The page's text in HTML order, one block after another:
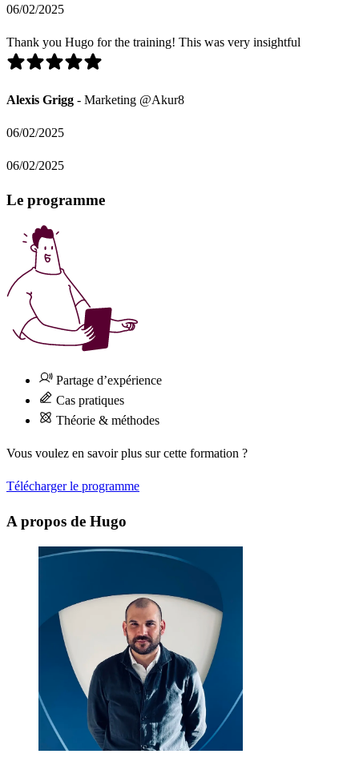
06/02/2025
Thank you Hugo for the training! This was very insightful
Alexis Grigg - Marketing @Akur8
06/02/2025
06/02/2025
Le programme
Partage d’expérience
Cas pratiques
Théorie & méthodes
Vous voulez en savoir plus sur cette formation ?
Télécharger le programme
A propos de Hugo